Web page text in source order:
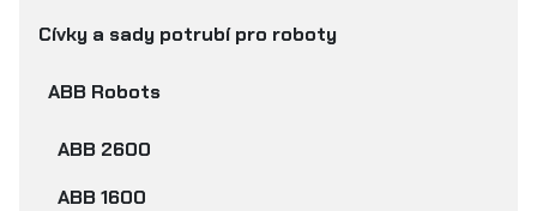
Cívky a sady potrubí pro roboty
ABB Robots
ABB 2600
ABB 1600